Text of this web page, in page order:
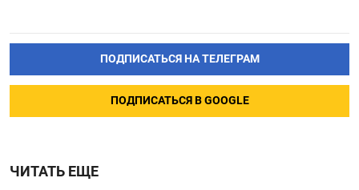
ПОДПИСАТЬСЯ НА ТЕЛЕГРАМ
ПОДПИСАТЬСЯ В GOOGLE
ЧИТАТЬ ЕЩЕ